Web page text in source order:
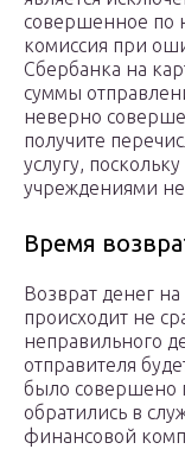
совершенное по
комиссия при
Сбербанка на
суммы
неверно
получите
услугу,
учреждениями
Время
Возврат денег
происходит не
неправильного
отправителя
было совершено
обратились в
финансовой